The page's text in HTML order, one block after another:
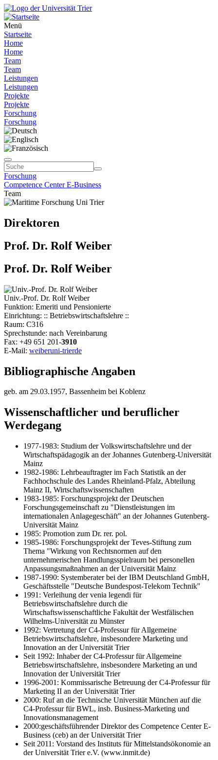
Menü
Startseite
Home
Home
Team
Team
Leistungen
Leistungen
Projekte
Projekte
Forschung
Forschung
Forschung
Competence Center E-Business
Team
Direktoren
Prof. Dr. Rolf Weiber
Prof. Dr. Rolf Weiber
Univ.-Prof. Dr. Rolf Weiber
Funktion: Emeriti und Pensionierte
Einrichtung: :: Betriebswirtschaftslehre ::
Raum: C316
Sprechstunde: nach Vereinbarung
Fax: +49 651 201-3910
E-Mail: weiberuni-trierde
Bibliographische Angaben
geb. am 29.03.1957, Bassenheim bei Koblenz
Wissenschaftlicher und beruflicher
Werdegang
1977-1983: Studium der Volkswirtschaftslehre und der
Wirtschaftspädagogik an der Johannes Gutenberg-Universität
Mainz
1982-1986: Lehrbeauftragter im Fach Statistik an der
Fachhochschule des Landes Rheinland-Pfalz, Abteilung
Mainz II, Wirtschaftswissenschaften
1983-1985: Forschungsprojekt der Deutschen
Forschungsgemeinschaft zu "Dienstleistungen im
internationalen Anlagegeschäft" an der Johannes Gutenberg-
Universität Mainz
1985: Promotion zum Dr. rer. pol.
1985-1986: Forschungsprojekt der Teves-Stiftung zum
Thema "Wirkung von Rechtsnormen auf den
unternehmerischen Handlungsspielraum bei personellen
Anpassungsmaßnahmen an der Universität Mainz
1987-1990: Systemberater bei der IBM Deutschland GmbH,
Geschäftsstelle "Deutsche Bundespost-Telekom Technik"
1991: Verleihung der venia legendi für
Betriebswirtschaftslehre durch die
Wirtschaftswissenschaftliche Fakultät der Westfälischen
Wilhelms-Universität zu Münster
1992: Vertretung der C4-Professur für Allgemeine
Betriebswirtschaftslehre, insbesondere Marketing und
Innovation an der Universität Trier
Seit 1992: Inhaber der C4-Professur für Allgemeine
Betriebswirtschaftslehre, insbesondere Marketing an und
Innovation der Universität Trier
1996-2001: Kommissarische Betreuung der C4-Professur für
Marketing II an der Universität Trier
2000: Ruf an die Technische Universität München auf die
C4-Professur für BWL, insb. Business-Marketing und
Innovationsmanagement
2000:geschäftsführender Direktor des Competence Center E-
Business (ceb) an der Universität Trier
Seit 2011: Vorstand des Instituts für Mittelstandsökonomie an
der Universität Trier e.V. (www.inmit.de)